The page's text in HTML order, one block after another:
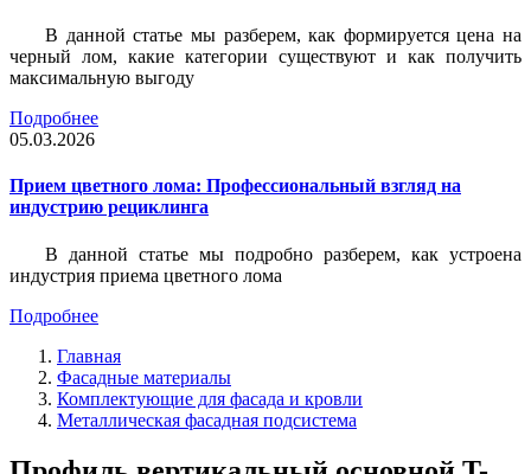
В данной статье мы разберем, как формируется цена на
черный лом, какие категории существуют и как получить
максимальную выгоду
Подробнее
05.03.2026
Прием цветного лома: Профессиональный взгляд на
индустрию рециклинга
В данной статье мы подробно разберем, как устроена
индустрия приема цветного лома
Подробнее
Главная
Фасадные материалы
Комплектующие для фасада и кровли
Металлическая фасадная подсистема